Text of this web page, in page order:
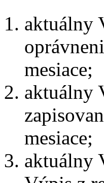
aktuálny
mesiace;
aktuálny
mesiace;
aktuálny